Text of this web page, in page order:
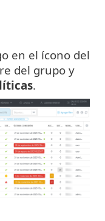
en el ícono del
del grupo y
.